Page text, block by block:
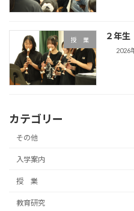
授 業 ２年生
2026
カテゴリー
その他
入学案内
授 業
教育研究